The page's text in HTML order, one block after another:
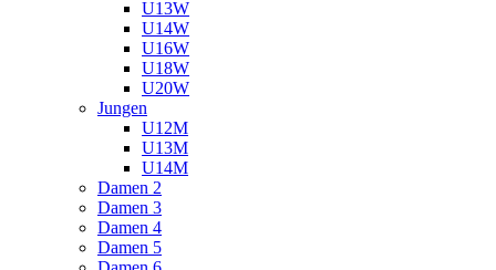
U13W
U14W
U16W
U18W
U20W
Jungen
U12M
U13M
U14M
Damen 2
Damen 3
Damen 4
Damen 5